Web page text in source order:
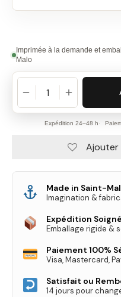
Imprimée à la demande et
Malo
Expédition 24–48 h
Ajouter
Made in Saint-
Imagination &
Expédition
Emballage rigide &
Paiement 100%
Visa, Mastercard,
Satisfait ou
14 jours pour